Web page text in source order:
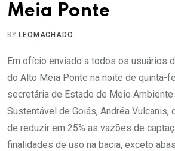
Meia Ponte
BYLEOMACHADO
Em ofício enviado a todos os usuários
do Alto Meia Ponte na noite de quinta-
secretária de Estado de Meio
Sustentável de Goiás, Andréa Vulcanis,
de reduzir em 25% as vazões de
finalidades de uso na bacia, exceto